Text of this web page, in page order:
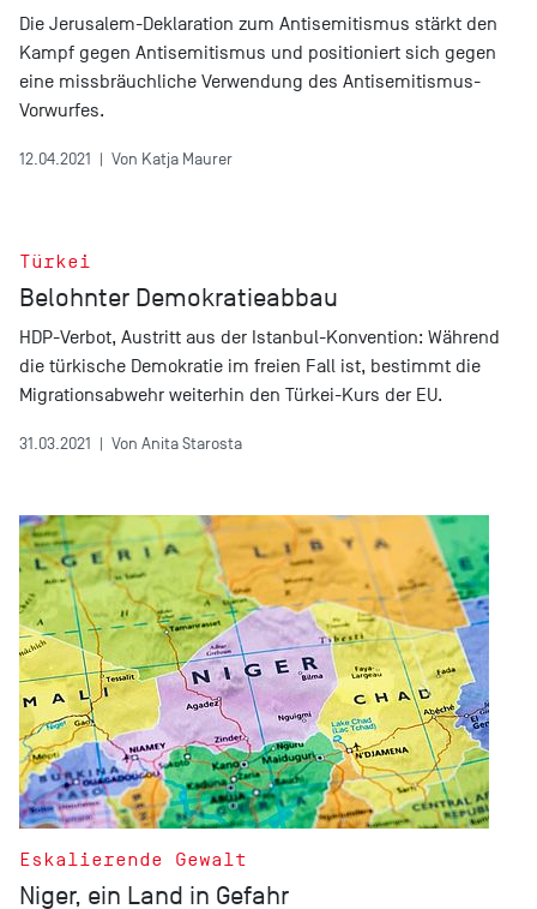
Die Jerusalem-Deklaration zum Antisemitismus stärkt den
Kampf gegen Antisemitismus und positioniert sich gegen
eine missbräuchliche Verwendung des Antisemitismus-
Vorwurfes.
12.04.2021 | Von Katja Maurer
Türkei
Belohnter Demokratieabbau
HDP-Verbot, Austritt aus der Istanbul-Konvention: Während
die türkische Demokratie im freien Fall ist, bestimmt die
Migrationsabwehr weiterhin den Türkei-Kurs der EU.
31.03.2021 | Von Anita Starosta
Eskalierende Gewalt
Niger, ein Land in Gefahr